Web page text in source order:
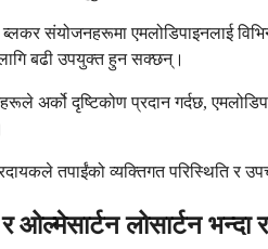
संयोजनहरूमा एमलोडिपाइनलाई
बढी उपयुक्त हुन सक्छन्।
अर्को दृष्टिकोण प्रदान गर्दछ,
तपाईंको व्यक्तिगत परिस्थिति र
ओल्मेसार्टन लोसार्टन भन्दा